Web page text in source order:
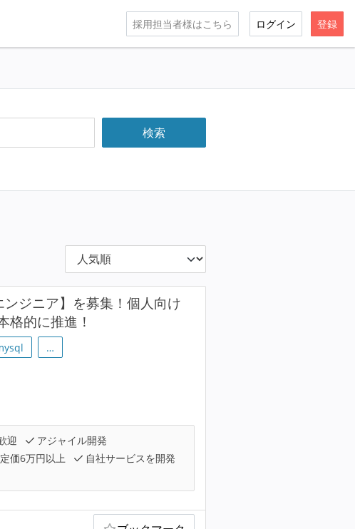
採用担当者様はこちら ログイン 登録
ジニア】を募集！個人向け
格的に推進！
…
迎
アジャイル開発
価6万円以上
自社サービスを開発